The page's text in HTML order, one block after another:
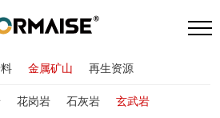
金属矿山 再生资源
花岗岩 石灰岩 玄武岩